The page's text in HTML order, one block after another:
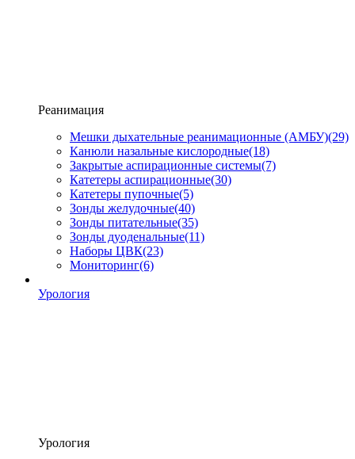
Реанимация
Мешки дыхательные реанимационные (АМБУ)(29)
Канюли назальные кислородные(18)
Закрытые аспирационные системы(7)
Катетеры аспирационные(30)
Катетеры пупочные(5)
Зонды желудочные(40)
Зонды питательные(35)
Зонды дуоденальные(11)
Наборы ЦВК(23)
Мониторинг(6)
Урология
Урология